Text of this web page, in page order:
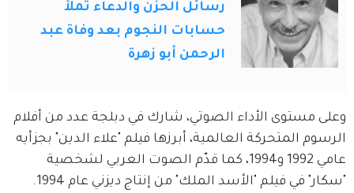
رسائل الحزن والدعاء تملأ
حسابات النجوم بعد وفاة عبد
الرحمن أبو زهرة
وعلى مستوى الأداء الصوتي، شارك في دبلجة عدد من أفلام
الرسوم المتحركة العالمية، أبرزها فيلم "علاء الدين" بجزأيه
عامي 1992 و1994، كما قدّم الصوت العربي لشخصية
"سكار" في فيلم "الأسد الملك" من إنتاج ديزني عام 1994.